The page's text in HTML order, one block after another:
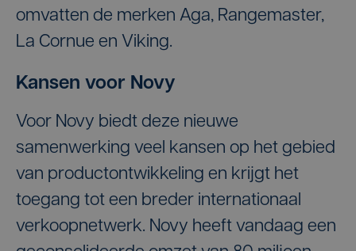
omvatten de merken Aga, Rangemaster,
La Cornue en Viking.
Kansen voor Novy
Voor Novy biedt deze nieuwe
samenwerking veel kansen op het gebied
van productontwikkeling en krijgt het
toegang tot een breder internationaal
verkoopnetwerk. Novy heeft vandaag een